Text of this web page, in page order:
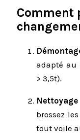
Comment
adapté au
> 3,5t).
brossez
tout voile